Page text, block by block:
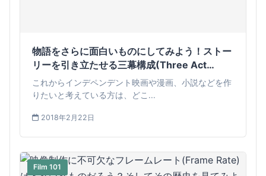
物語をさらに面白いものにしてみよう！ストー
リーを引き立たせる三幕構成(Three Act
Sturcture)の基本
これからインデペンデント映画や漫画、小説などを作
りたいと考えている方は、どこ...
2018年2月22日
Film 101